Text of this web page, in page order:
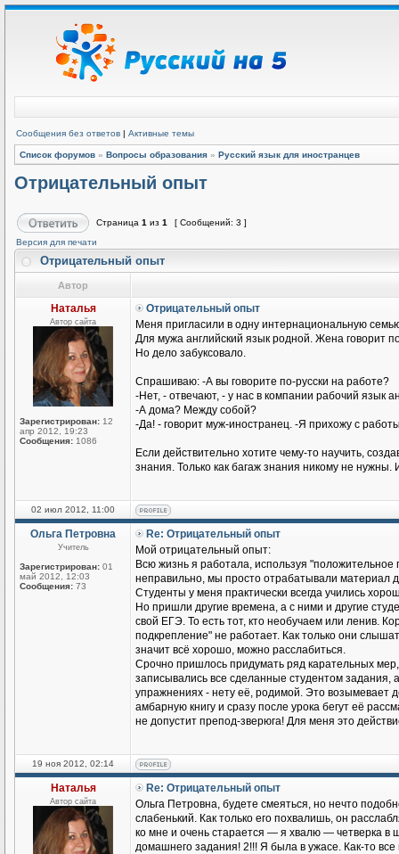
Сообщения без ответов | Активные темы
Список форумов » Вопросы образования » Русский язык для иностранцев
Отрицательный опыт
Страница 1 из 1
[ Сообщений: 3 ]
Версия для печати
Отрицательный опыт
Автор
Наталья
Автор сайта
Зарегистрирован: 12
апр 2012, 19:23
Сообщения: 1086
Отрицательный опыт
Меня пригласили в одну интернациональную
Для мужа английский язык родной. Жена говорит
Но дело забуксовало.
Спрашиваю: -А вы говорите по-русски на работе?
-Нет, - отвечают, - у нас в компании рабочий язык
-А дома? Между собой?
-Да! - говорит муж-иностранец. -Я прихожу с
Если действительно хотите чему-то научить,
знания. Только как багаж знания никому не
02 июл 2012, 11:00
Ольга Петровна
Учитель
Зарегистрирован: 01
май 2012, 12:03
Сообщения: 73
Re: Отрицательный опыт
Мой отрицательный опыт:
Всю жизнь я работала, используя "положительное
неправильно, мы просто отрабатывали материал
Студенты у меня практически всегда учились
Но пришли другие времена, а с ними и другие
свой ЕГЭ. То есть тот, кто необучаем или ленив.
подкрепление" не работает. Как только они
значит всё хорошо, можно расслабиться.
Срочно пришлось придумать ряд карательных
записывались все сделанные студентом задания,
упражнениях - нету её, родимой. Это возымевает
амбарную книгу и сразу после урока бегут её
не допустит препод-зверюга! Для меня это
19 ноя 2012, 02:14
Наталья
Автор сайта
Re: Отрицательный опыт
Ольга Петровна, будете смеяться, но нечто
слабенький. Как только его похвалишь, он
ко мне и очень старается — я хвалю — четверка
домашнего задания! 2!!! Я была в ужасе. Как-то